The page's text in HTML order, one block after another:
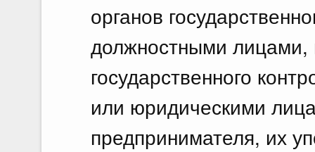
органов
должностными лицами,
государственного
или юридическими
предпринимателя, их